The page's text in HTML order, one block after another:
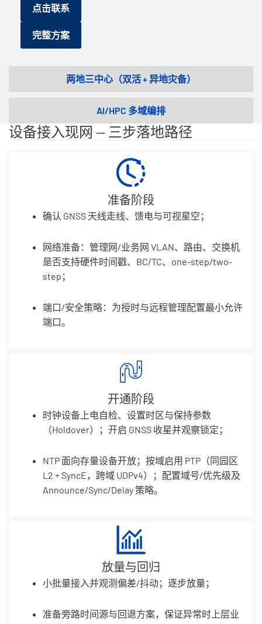
两地三中心（双活 + 异地灾备）
AI/HPC 多域编排
点击联系
完整方案
设备接入现网 — 三步落地路径
准备阶段
确认 GNSS 天线走线、馈电与可视星空；
网络准备：管理网/业务网 VLAN、路由、交换机
是否支持硬件时间戳、BC/TC、one-step/two-
step；
端口/安全策略：为授时与远程管理配置最小允许
端口。
开通阶段
时钟设备上电自检、设置时区与保持参数
（Holdover）；开启 GNSS 收星并观察锁定；
NTP 面向存量设备开放；按域启用 PTP（同园区
L2 + SyncE，跨域 UDPv4）；配置域号/优先级及
Announce/Sync/Delay 策略。
放量与回归
小批量接入并观测偏差/抖动；逐步放量；
准备旁路时间源与回退方案，保证异常时上层业